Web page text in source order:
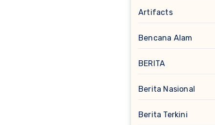
Artifacts
Bencana Alam
BERITA
Berita Nasional
Berita Terkini